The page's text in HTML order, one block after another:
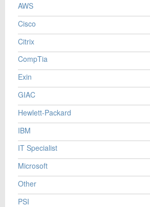
Jeg er din kontaktperson
Christina Forman
Konsulent
Uddannelse
+45 72 20 16 08
Send e-mail
Skriv til mig
AWS
Cisco
Citrix
CompTia
Exin
GIAC
Hewlett-Packard
IBM
IT Specialist
Microsoft
Other
PSI